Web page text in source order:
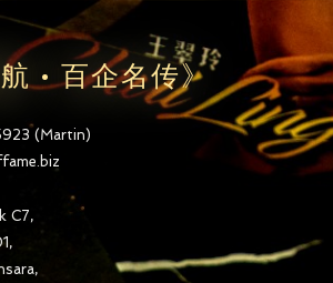
航 • 百企名传》
(Martin)
C7,